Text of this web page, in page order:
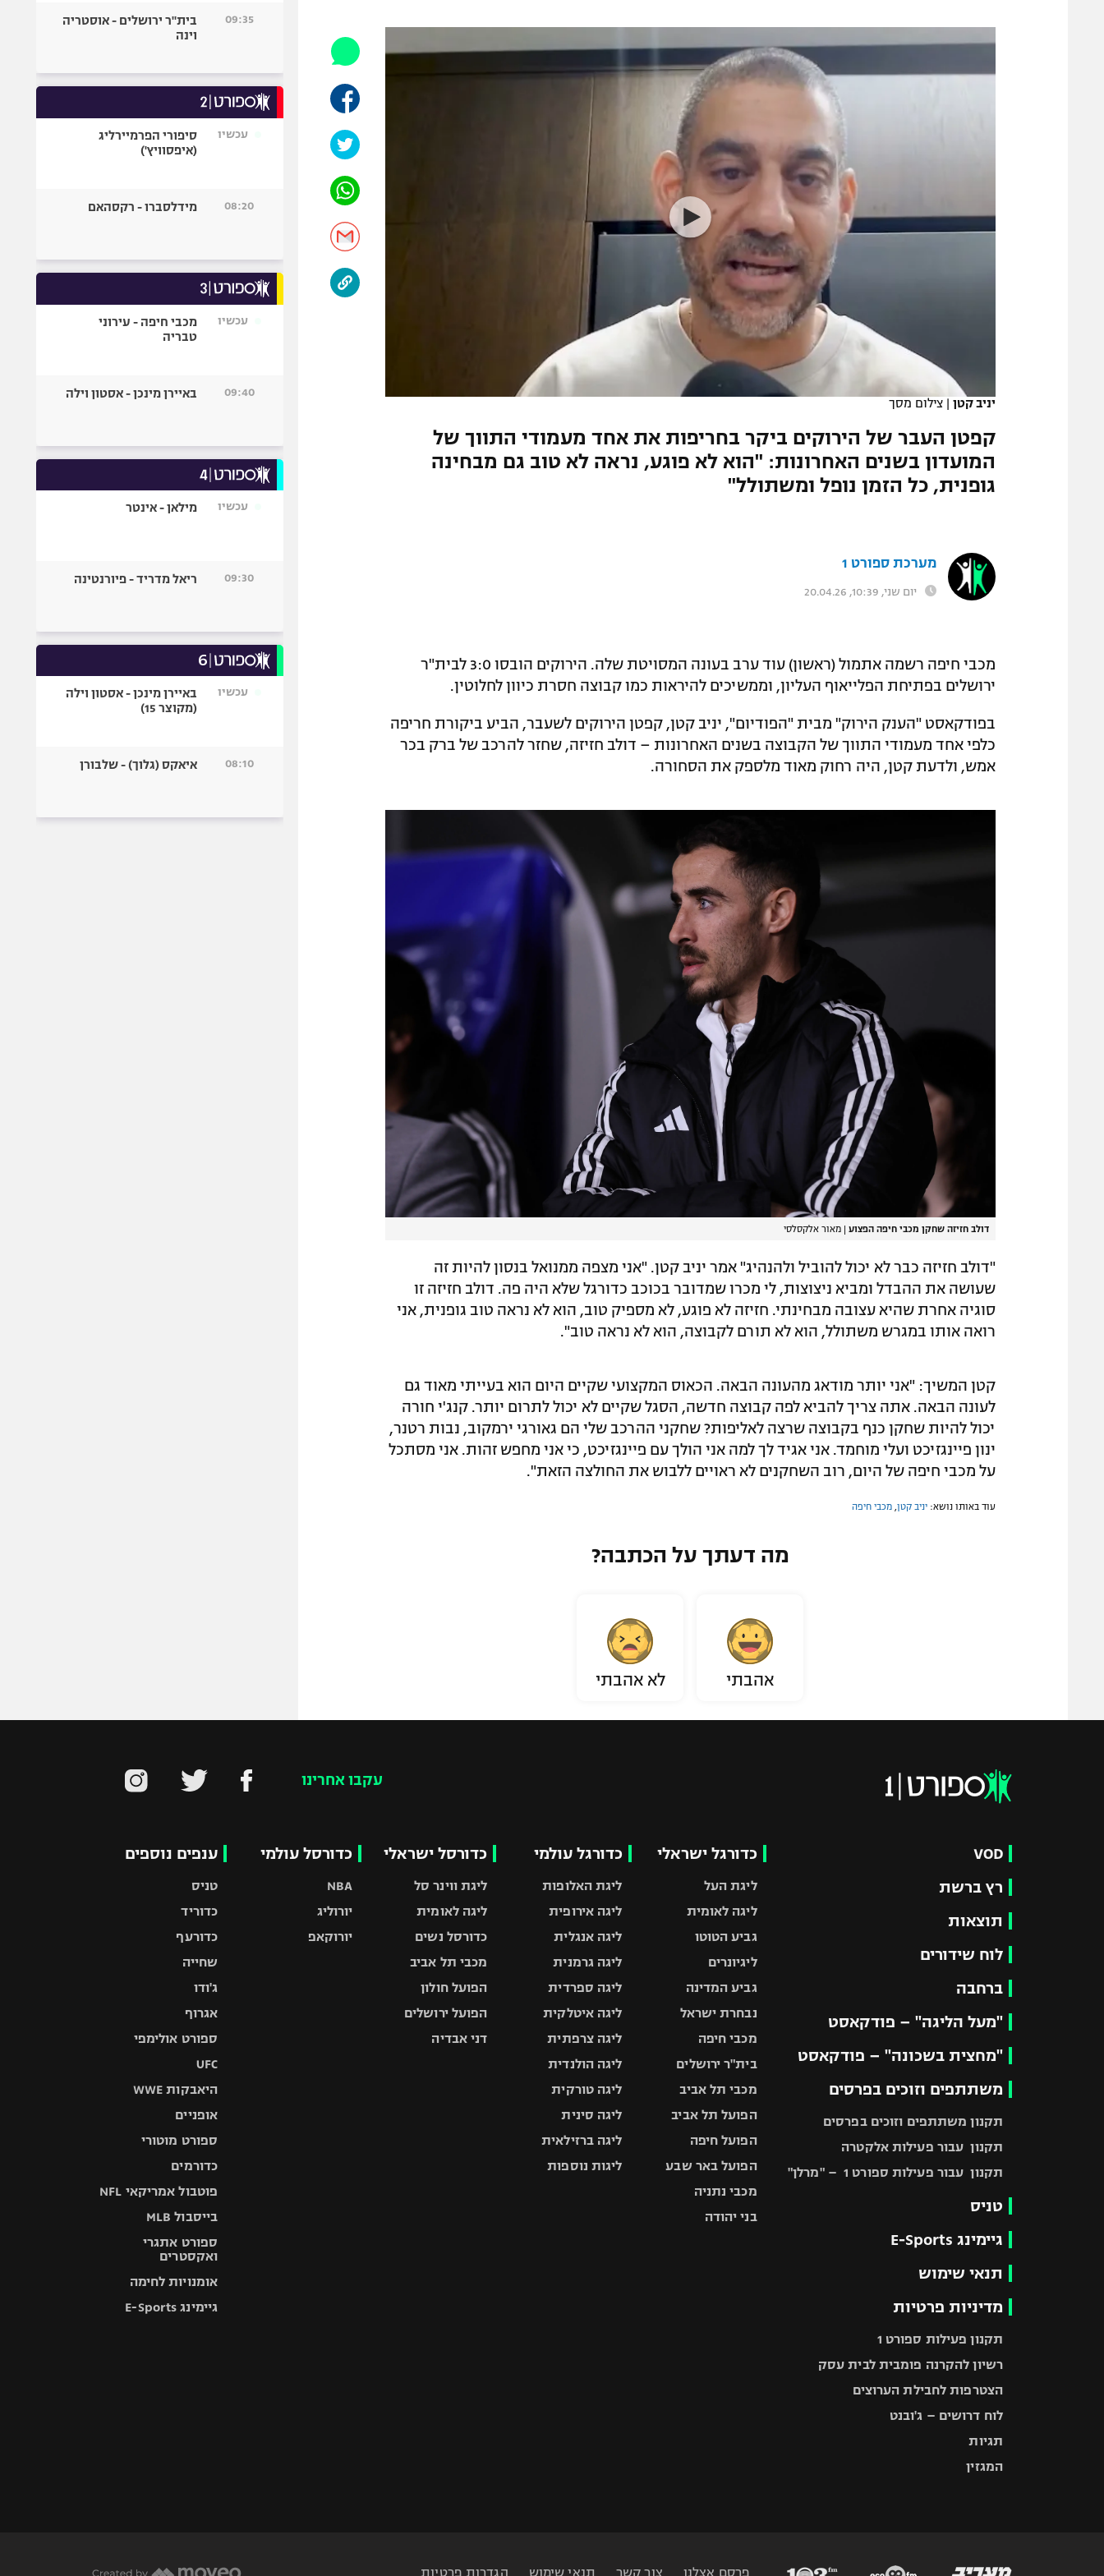
מדיניות פרטיות
הפועל תל אביב
הפועל חיפה
הפועל באר שבע
ליגה סינית
ליגה ברזילאית
ליגות נוספות
אופניים
כדורמים
פוטבול אמריקאי NFL
ספורט אתגרי
יניב קטן | צילום מסך
קפטן העבר של הירוקים ביקר בחריפות את אחד מעמודי התווך של
המועדון בשנים האחרונות: "הוא לא פוגע, נראה לא טוב גם מבחינה
גופנית, כל הזמן נופל ומשתולל"
מערכת ספורט 1
יום שני, 10:39, 20.04.26
מכבי חיפה רשמה אתמול (ראשון) עוד ערב בעונה המסויטת שלה. הירוקים הובסו 3:0 לבית"ר
ירושלים בפתיחת הפלייאוף העליון, וממשיכים להיראות כמו קבוצה חסרת כיוון לחלוטין.
בפודקאסט "הענק הירוק" מבית "הפודיום", יניב קטן, קפטן הירוקים לשעבר, הביע ביקורת חריפה
כלפי אחד מעמודי התווך של הקבוצה בשנים האחרונות – דולב חזיזה, שחזר להרכב של ברק בכר
אמש, ולדעת קטן, היה רחוק מאוד מלספק את הסחורה.
דולב חזיזה שחקן מכבי חיפה הפצוע מאור אלקסלסי
"דולב חזיזה כבר לא יכול להוביל ולהנהיג" אמר יניב קטן. "אני מצפה ממנואל בנסון להיות זה
שעושה את ההבדל ומביא ניצוצות, לי מכרו שמדובר בכוכב כדורגל שלא היה פה. דולב חזיזה זו
סוגיה אחרת שהיא עצובה מבחינתי. חזיזה לא פוגע, לא מספיק טוב, הוא לא נראה טוב גופנית, אני
רואה אותו במגרש משתולל, הוא לא תורם לקבוצה, הוא לא נראה טוב".
קטן המשיך: "אני יותר מודאג מהעונה הבאה. הכאוס המקצועי שקיים היום הוא בעייתי מאוד גם
לעונה הבאה. אתה צריך להביא לפה קבוצה חדשה, הסגל שקיים לא יכול לתרום יותר. קנג'י חורה
יכול להיות שחקן כנף בקבוצה שרצה לאליפות? שחקני ההרכב שלי הם גאורגי ירמקוב, נבות רטנר,
ינון פיינגזיכט ועלי מוחמד. אני אגיד לך למה אני הולך עם פיינגזיכט, כי אני מחפש זהות. אני מסתכל
על מכבי חיפה של היום, רוב השחקנים לא ראויים ללבוש את החולצה הזאת".
עוד באותו נושא: יניב קטן, מכבי חיפה
מה דעתך על הכתבה?
אהבתי לא אהבתי
09:35
בית"ר ירושלים - אוסטריה
וינה
עכשיו
סיפורי הפרמיירליג
(איפסוויץ')
08:20 מידלסברו - רקסהאם
עכשיו
מכבי חיפה - עירוני
טבריה
09:40 באיירן מינכן - אסטון וילה
עכשיו מילאן - אינטר
09:30 ריאל מדריד - פיורנטינה
עכשיו
באיירן מינכן - אסטון וילה
(מקוצר 15)
08:10 איאקס (גלוך) - שלבורן
עקבו אחרינו
VOD
רץ ברשת
תוצאות
לוח שידורים
ברחבה
"מעל הליגה" – פודקאסט
"מחצית בשכונה" – פודקאסט
משתתפים וזוכים בפרסים
תקנון משתתפים וזוכים בפרסים
תקנון עבור פעילות אלקטרה
תקנון עבור פעילות ספורט 1 – "מרלן"
טניס
גיימינג E-Sports
תנאי שימוש
מדיניות פרטיות
תקנון פעילות ספורט 1
רשיון להקרנה פומבית לבית עסק
הצטרפות לחבילת הערוצים
לוח דרושים – ג'ובנט
תגיות
המגזין
כדורגל ישראלי
ליגת העל
ליגה לאומית
גביע הטוטו
ליגיונרים
גביע המדינה
נבחרת ישראל
מכבי חיפה
בית"ר ירושלים
מכבי תל אביב
הפועל תל אביב
הפועל חיפה
הפועל באר שבע
מכבי נתניה
בני יהודה
כדורגל עולמי
ליגת האלופות
ליגה אירופית
ליגה אנגלית
ליגה גרמנית
ליגה ספרדית
ליגה איטלקית
ליגה צרפתית
ליגה הולנדית
ליגה טורקית
ליגה סינית
ליגה ברזילאית
ליגות נוספות
כדורסל ישראלי
ליגת ווינר סל
ליגה לאומית
כדורסל נשים
מכבי תל אביב
הפועל חולון
הפועל ירושלים
דני אבדיה
כדורסל עולמי
NBA
יורוליג
יורוקאפ
ענפים נוספים
טניס
כדוריד
כדורעף
שחייה
ג'ודו
אגרוף
ספורט אולימפי
UFC
היאבקות WWE
אופניים
ספורט מוטורי
כדורמים
פוטבול אמריקאי NFL
בייסבול MLB
ספורט אתגרי
ואקסטרים
אומנויות לחימה
גיימינג E-Sports
פרסם אצלנו צור קשר תנאי שימוש הגדרות פרטיות